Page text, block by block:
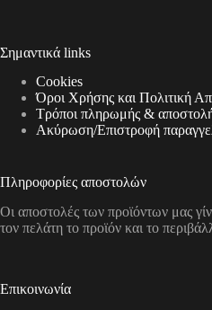
Σημαντικά links
Cookies
Όροι Χρήσης και Πολιτική
Τρόποι πληρωμής &
Aκύρωση/Επιστροφή
Πληροφορίες αποστολών
Οι αποστολές των προϊόντων μας
τον πελάτη το προϊόν και το
Επικοινωνία